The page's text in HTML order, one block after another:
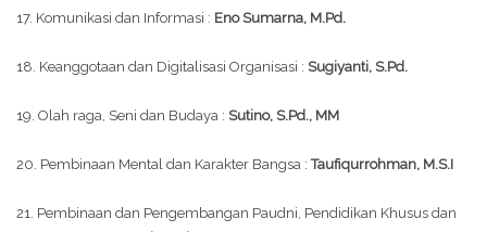
17. Komunikasi dan Informasi : Eno Sumarna, M.Pd.
18. Keanggotaan dan Digitalisasi Organisasi : Sugiyanti, S.Pd.
19. Olah raga, Seni dan Budaya : Sutino, S.Pd., MM
20. Pembinaan Mental dan Karakter Bangsa :Taufiqurrohman, M.S.I
21. Pembinaan dan Pengembangan Paudni, Pendidikan Khusus dan